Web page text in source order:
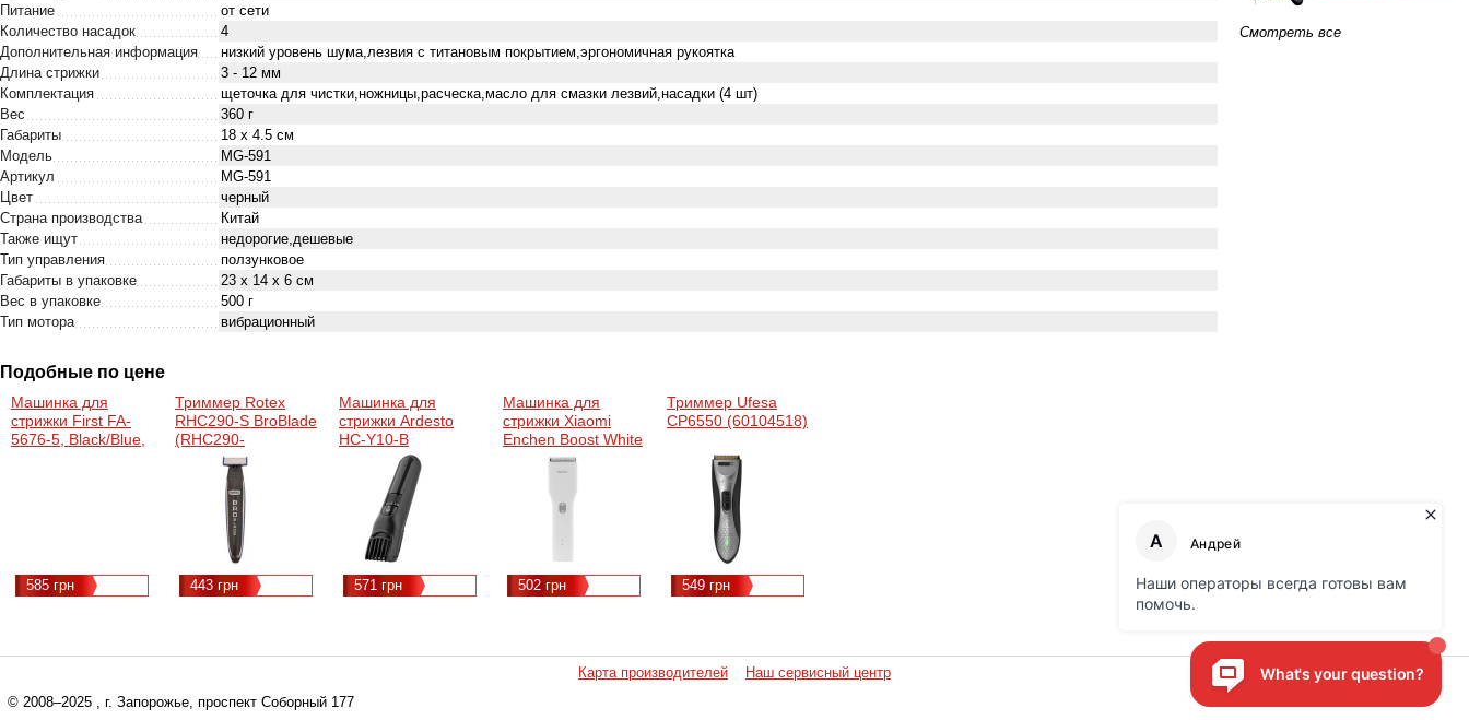
Питание
от сети
Количество насадок
4
Дополнительная информация
низкий уровень шума,лезвия с титановым покрытием,эргономичная рукоятка
Длина стрижки
3 - 12 мм
Комплектация
щеточка для чистки,ножницы,расческа,масло для смазки лезвий,насадки (4 шт)
Вес
360 г
Габариты
18 х 4.5 см
Модель
MG-591
Артикул
MG-591
Цвет
черный
Страна производства
Китай
Также ищут
недорогие,дешевые
Тип управления
ползунковое
Габариты в упаковке
23 х 14 х 6 см
Вес в упаковке
500 г
Тип мотора
вибрационный
Подобные по цене
Машинка для
стрижки First FA-
5676-5, Black/Blue,
585 грн
Триммер Rotex
RHC290-S BroBlade
(RHC290-
SBroBlade)
443 грн
Машинка для
стрижки Ardesto
HC-Y10-B
571 грн
Машинка для
стрижки Xiaomi
Enchen Boost White
502 грн
Триммер Ufesa
CP6550 (60104518)
549 грн
Смотреть все
Карта производителей
Наш сервисный центр
© 2008–2025 , г. Запорожье, проспект Соборный 177